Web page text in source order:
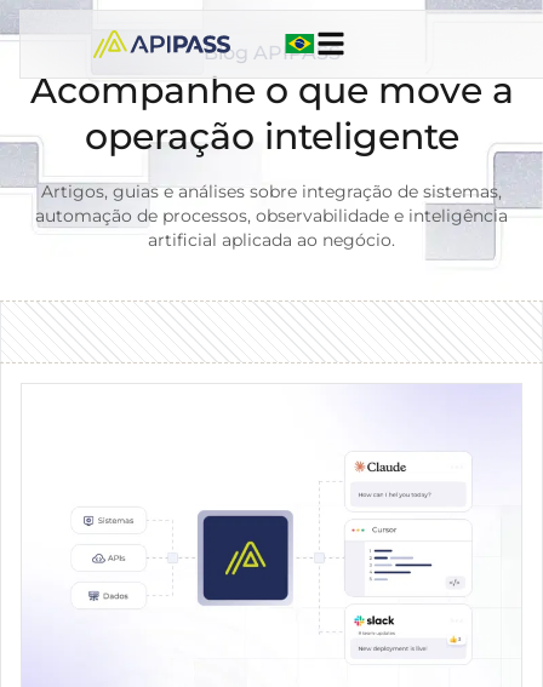
Blog APIPASS
Acompanhe o que move a
operação inteligente
Artigos, guias e análises sobre integração de sistemas,
automação de processos, observabilidade e inteligência
artificial aplicada ao negócio.